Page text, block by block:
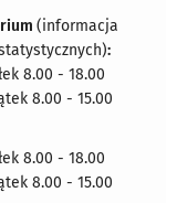
(informacja
:
8.00 - 18.00
8.00 - 15.00
8.00 - 18.00
8.00 - 15.00